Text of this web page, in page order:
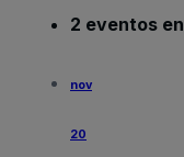
2 eventos
nov
20